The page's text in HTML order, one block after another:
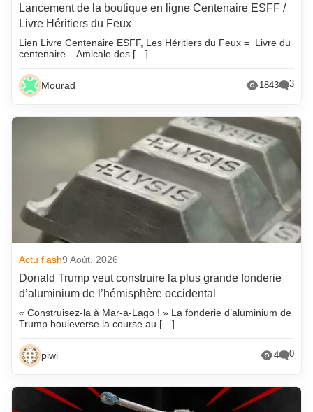
Lancement de la boutique en ligne Centenaire ESFF /
Livre Héritiers du Feux
Lien Livre Centenaire ESFF, Les Héritiers du Feux = Livre du
centenaire – Amicale des […]
Mourad 1843 3
Actu flash9 Août. 2026
Donald Trump veut construire la plus grande fonderie
d’aluminium de l’hémisphère occidental
« Construisez-la à Mar-a-Lago ! » La fonderie d’aluminium de
Trump bouleverse la course au […]
piwi 4 0